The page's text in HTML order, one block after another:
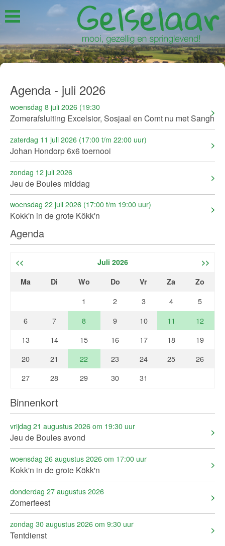
Agenda - juli 2026
woensdag 8 juli 2026 (19:30
Zomerafsluiting Excelsior, Sosjaal en Comt nu met Sangh
zaterdag 11 juli 2026 (17:00 t/m 22:00 uur)
Johan Hondorp 6x6 toernooi
zondag 12 juli 2026
Jeu de Boules middag
woensdag 22 juli 2026 (17:00 t/m 19:00 uur)
Kokk'n in de grote Kökk'n
Agenda
<< Juli 2026
>>
Ma
Di Wo Do Vr Za Zo
1 2 3 4
5
6
7 8 9 10 11
12
13
14 15 16 17 18
19
20
21 22 23 24 25
26
27
28 29 30 31
Binnenkort
vrijdag 21 augustus 2026 om 19:30 uur
Jeu de Boules avond
woensdag 26 augustus 2026 om 17:00 uur
Kokk'n in de grote Kökk'n
donderdag 27 augustus 2026
Zomerfeest
zondag 30 augustus 2026 om 9:30 uur
Tentdienst